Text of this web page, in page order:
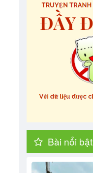
Bài nổi bật